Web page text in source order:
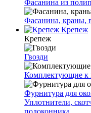
Фасанина из
Фасанина, краны,
Крепеж
Крепеж
Гвозди
Комплектующие к
Фурнитура для
Уплотнители,
подоконника